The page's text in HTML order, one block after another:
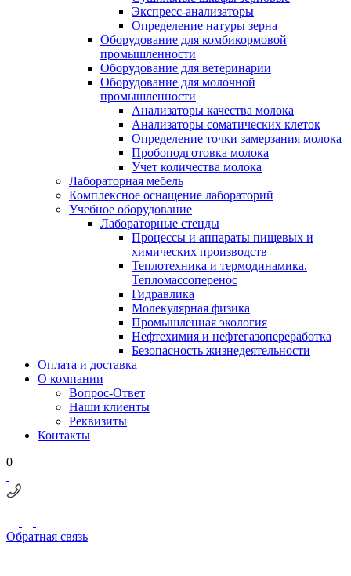
Экспресс-анализаторы
Определение натуры зерна
Оборудование для комбикормовой
промышленности
Оборудование для ветеринарии
Оборудование для молочной
промышленности
Анализаторы качества молока
Анализаторы соматических клеток
Определение точки замерзания молока
Пробоподготовка молока
Учет количества молока
Лабораторная мебель
Комплексное оснащение лабораторий
Учебное оборудование
Лабораторные стенды
Процессы и аппараты пищевых и
химических производств
Теплотехника и термодинамика.
Тепломассоперенос
Гидравлика
Молекулярная физика
Промышленная экология
Нефтехимия и нефтегазопереработка
Безопасность жизнедеятельности
Оплата и доставка
О компании
Вопрос-Ответ
Наши клиенты
Реквизиты
Контакты
0
Обратная связь